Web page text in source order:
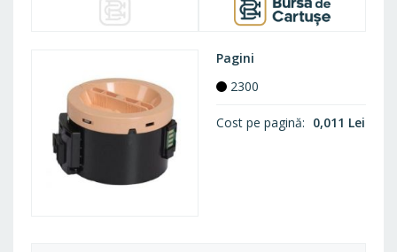
Pagini
2300
Cost pe pagină 0,011 Lei